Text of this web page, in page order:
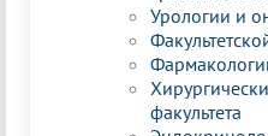
Урологии и
факультета